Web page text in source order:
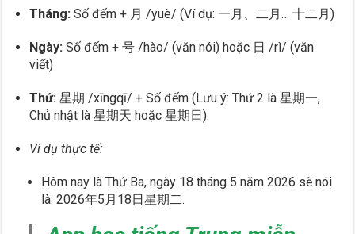
Tháng: Số đếm + 月 /yuè/ (Ví dụ: 一月、二月… 十二月)
Ngày: Số đếm + 号 /hào/ (văn nói) hoặc 日 /rì/ (văn
viết)
Thứ: 星期 /xīngqī/ + Số đếm (Lưu ý: Thứ 2 là 星期一,
Chủ nhật là 星期天 hoặc 星期日).
Ví dụ thực tế:
Hôm nay là Thứ Ba, ngày 18 tháng 5 năm 2026 sẽ nói
là: 2026年5月18日星期二.